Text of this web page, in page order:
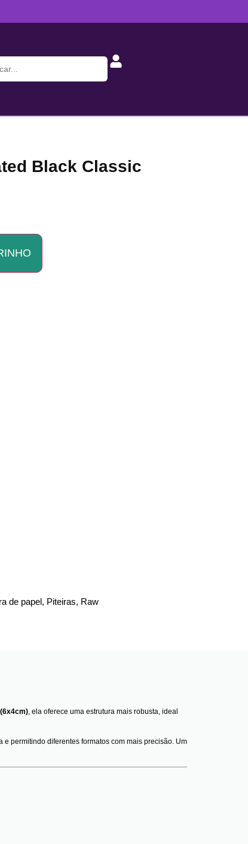
Black Classic
de papel, Piteiras, Raw
, ela oferece uma estrutura mais robusta, ideal
e permitindo diferentes formatos com mais precisão. Um